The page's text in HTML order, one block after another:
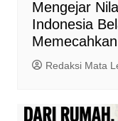
Mengejar
Indonesia
Redaksi Mata